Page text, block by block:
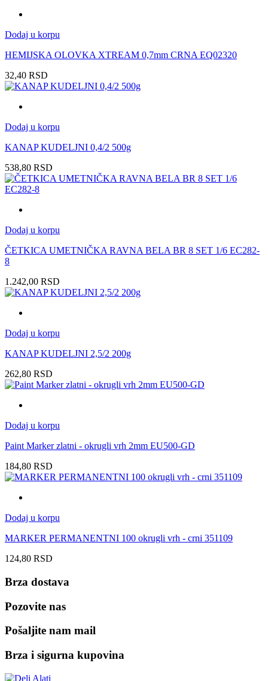
Dodaj u korpu
HEMIJSKA OLOVKA XTREAM 0,7mm CRNA EQ02320
32,40 RSD
Dodaj u korpu
KANAP KUDELJNI 0,4/2 500g
538,80 RSD
Dodaj u korpu
ČETKICA UMETNIČKA RAVNA BELA BR 8 SET 1/6 EC282-
8
1.242,00 RSD
Dodaj u korpu
KANAP KUDELJNI 2,5/2 200g
262,80 RSD
Dodaj u korpu
Paint Marker zlatni - okrugli vrh 2mm EU500-GD
184,80 RSD
Dodaj u korpu
MARKER PERMANENTNI 100 okrugli vrh - crni 351109
124,80 RSD
Brza dostava
Pozovite nas
Pošaljite nam mail
Brza i sigurna kupovina